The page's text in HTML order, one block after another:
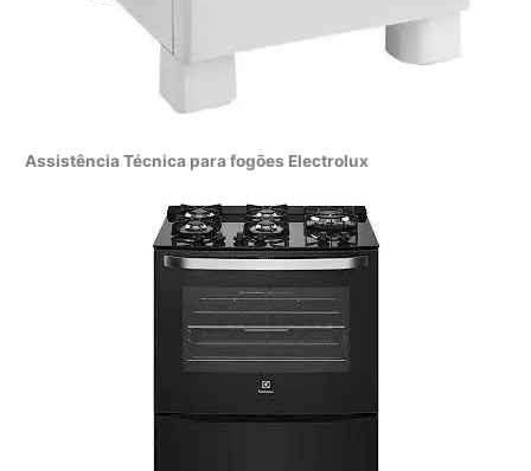
Assistência Técnica para fogões Electrolux